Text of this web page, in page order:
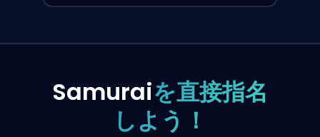
Samuraiを直接指名
しよう！